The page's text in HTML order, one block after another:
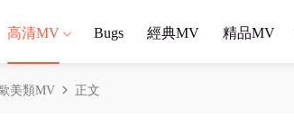
高清MV Bugs 經典MV 精品MV
美類MV 正文